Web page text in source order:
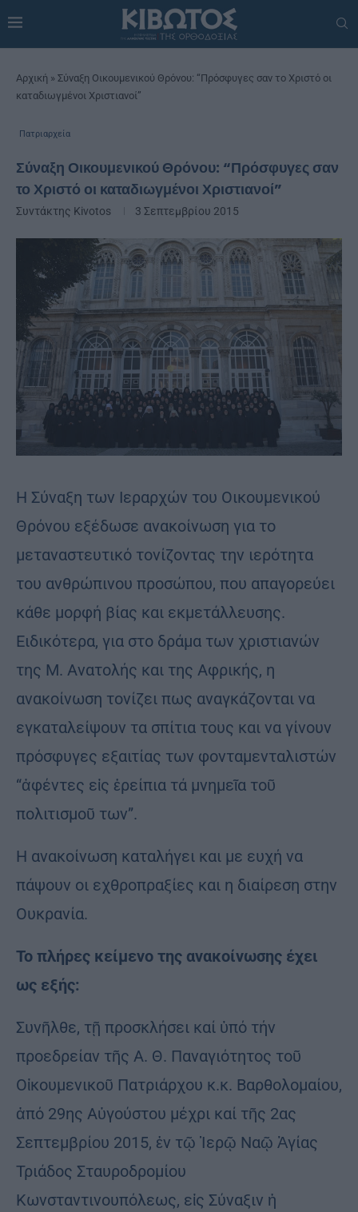
Αρχική » Σύναξη Οικουμενικού Θρόνου: “Πρόσφυγες σαν το Χριστό οι
καταδιωγμένοι Χριστιανοί”
Πατριαρχεία
Σύναξη Οικουμενικού Θρόνου: “Πρόσφυγες σαν
το Χριστό οι καταδιωγμένοι Χριστιανοί”
Συντάκτης Kivotos 3 Σεπτεμβρίου 2015
Η Σύναξη των Ιεραρχών του Οικουμενικού
Θρόνου εξέδωσε ανακοίνωση για το
μεταναστευτικό τονίζοντας την ιερότητα
του ανθρώπινου προσώπου, που απαγορεύει
κάθε μορφή βίας και εκμετάλλευσης.
Ειδικότερα, για στο δράμα των χριστιανών
της Μ. Ανατολής και της Αφρικής, η
ανακοίνωση τονίζει πως αναγκάζονται να
εγκαταλείψουν τα σπίτια τους και να γίνουν
πρόσφυγες εξαιτίας των φονταμενταλιστών
“ἀφέντες εἰς ἐρείπια τά μνημεῖα τοῦ
πολιτισμοῦ των”.
Η ανακοίνωση καταλήγει και με ευχή να
πάψουν οι εχθροπραξίες και η διαίρεση στην
Ουκρανία.
Το πλήρες κείμενο της ανακοίνωσης έχει
ως εξής:
Συνῆλθε, τῇ προσκλήσει καί ὑπό τήν
προεδρείαν τῆς Α. Θ. Παναγιότητος τοῦ
Οἰκουμενικοῦ Πατριάρχου κ.κ. Βαρθολομαίου,
ἀπό 29ης Αὐγούστου μέχρι καί τῆς 2ας
Σεπτεμβρίου 2015, ἐν τῷ Ἱερῷ Ναῷ Ἁγίας
Τριάδος Σταυροδρομίου
Κωνσταντινουπόλεως, εἰς Σύναξιν ἡ